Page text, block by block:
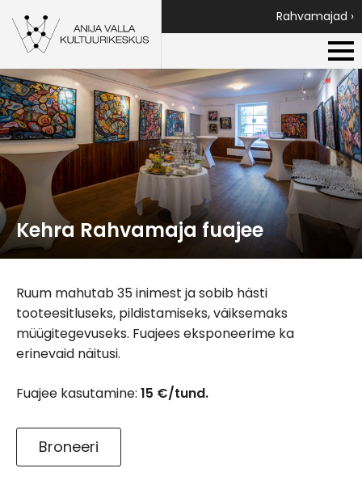
Rahvamajad ›
Kehra Rahvamaja fuajee
Ruum mahutab 35 inimest ja sobib hästi
tooteesitluseks, pildistamiseks, väiksemaks
müügitegevuseks. Fuajees eksponeerime ka
erinevaid näitusi.
Fuajee kasutamine: 15 €/tund.
Broneeri